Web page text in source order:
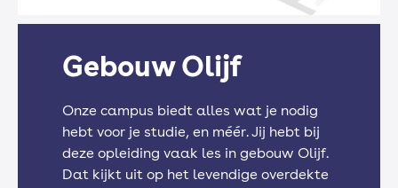
Nederlands
Rekenen
Gebouw Olijf
Onze campus biedt alles wat je nodig
hebt voor je studie, en méér. Jij hebt bij
deze opleiding vaak les in gebouw Olijf.
Dat kijkt uit op het levendige overdekte